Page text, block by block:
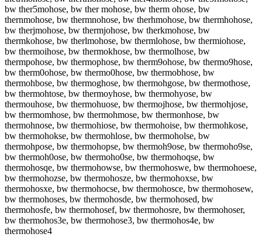
bw ther5mohose, bw ther mohose, bw therm ohose, bw
thernmohose, bw thermnohose, bw therhmohose, bw thermhohose,
bw therjmohose, bw thermjohose, bw therkmohose, bw
thermkohose, bw therlmohose, bw thermlohose, bw thermiohose,
bw thermoihose, bw thermokhose, bw thermolhose, bw
thermpohose, bw thermophose, bw therm9ohose, bw thermo9hose,
bw therm0ohose, bw thermo0hose, bw thermobhose, bw
thermohbose, bw thermoghose, bw thermohgose, bw thermothose,
bw thermohtose, bw thermoyhose, bw thermohyose, bw
thermouhose, bw thermohuose, bw thermojhose, bw thermohjose,
bw thermomhose, bw thermohmose, bw thermonhose, bw
thermohnose, bw thermohiose, bw thermohoise, bw thermohkose,
bw thermohokse, bw thermohlose, bw thermoholse, bw
thermohpose, bw thermohopse, bw thermoh9ose, bw thermoho9se,
bw thermoh0ose, bw thermoho0se, bw thermohoqse, bw
thermohosqe, bw thermohowse, bw thermohoswe, bw thermohoese,
bw thermohozse, bw thermohosze, bw thermohoxse, bw
thermohosxe, bw thermohocse, bw thermohosce, bw thermohosew,
bw thermohoses, bw thermohosde, bw thermohosed, bw
thermohosfe, bw thermohosef, bw thermohosre, bw thermohoser,
bw thermohos3e, bw thermohose3, bw thermohos4e, bw
thermohose4